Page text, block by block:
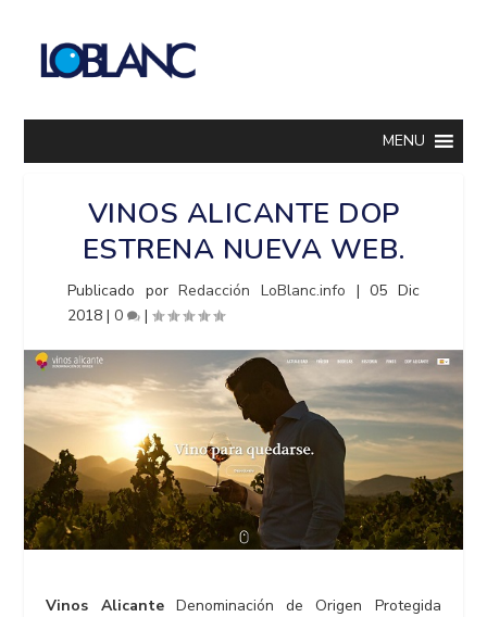
MENU
VINOS ALICANTE DOP
ESTRENA NUEVA WEB.
Publicado porRedacción LoBlanc.info |05 Dic
2018 |0 |
Vinos AlicanteDenominación de Origen Protegida